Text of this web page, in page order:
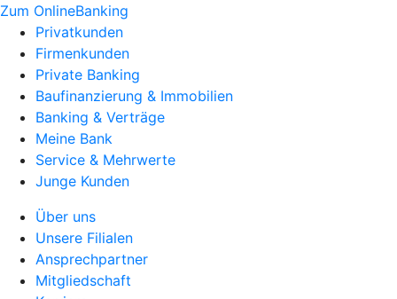
Zum OnlineBanking
Privatkunden
Firmenkunden
Private Banking
Baufinanzierung & Immobilien
Banking & Verträge
Meine Bank
Service & Mehrwerte
Junge Kunden
Über uns
Unsere Filialen
Ansprechpartner
Mitgliedschaft